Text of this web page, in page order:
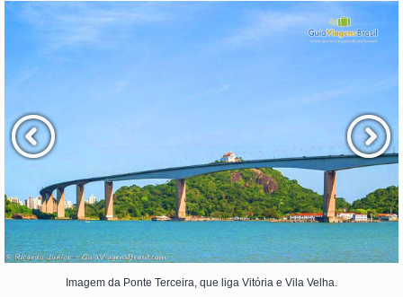
Imagem da Ponte Terceira, que liga Vitória e Vila Velha.